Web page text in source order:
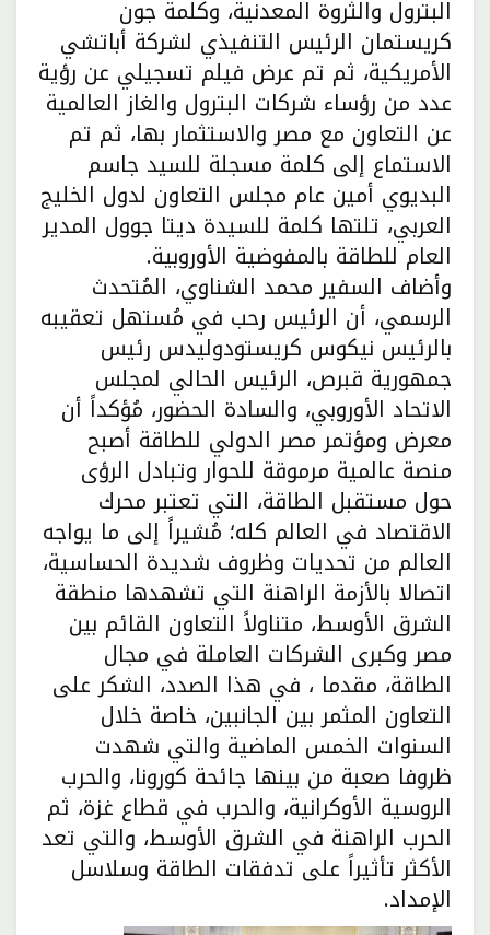
البترول والثروة المعدنية، وكلمة جون
كريستمان الرئيس التنفيذي لشركة أباتشي
الأمريكية، ثم تم عرض فيلم تسجيلي عن رؤية
عدد من رؤساء شركات البترول والغاز العالمية
عن التعاون مع مصر والاستثمار بها، ثم تم
الاستماع إلى كلمة مسجلة للسيد جاسم
البديوي أمين عام مجلس التعاون لدول الخليج
العربي، تلتها كلمة للسيدة ديتا جوول المدير
العام للطاقة بالمفوضية الأوروبية.
وأضاف السفير محمد الشناوي، المُتحدث
الرسمي، أن الرئيس رحب في مُستهل تعقيبه
بالرئيس نيكوس كريستودوليدس رئيس
جمهورية قبرص، الرئيس الحالي لمجلس
الاتحاد الأوروبي، والسادة الحضور، مُؤكداً أن
معرض ومؤتمر مصر الدولي للطاقة أصبح
منصة عالمية مرموقة للحوار وتبادل الرؤى
حول مستقبل الطاقة، التي تعتبر محرك
الاقتصاد في العالم كله؛ مُشيراً إلى ما يواجه
العالم من تحديات وظروف شديدة الحساسية،
اتصالا بالأزمة الراهنة التي تشهدها منطقة
الشرق الأوسط، متناولاً التعاون القائم بين
مصر وكبرى الشركات العاملة في مجال
الطاقة، مقدما ، في هذا الصدد، الشكر على
التعاون المثمر بين الجانبين، خاصة خلال
السنوات الخمس الماضية والتي شهدت
ظروفا صعبة من بينها جائحة كورونا، والحرب
الروسية الأوكرانية، والحرب في قطاع غزة، ثم
الحرب الراهنة في الشرق الأوسط، والتي تعد
الأكثر تأثيراً على تدفقات الطاقة وسلاسل
الإمداد.